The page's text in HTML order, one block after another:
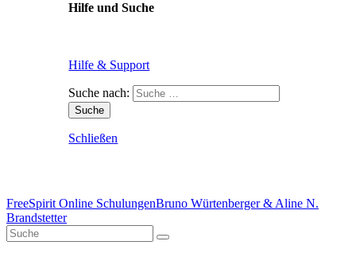
Hilfe und Suche
Hilfe & Support
Suche nach:
Schließen
FreeSpirit Online SchulungenBruno Würtenberger & Aline N.
Brandstetter